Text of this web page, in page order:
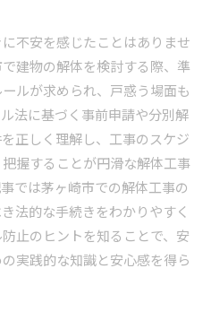
不安を感じたことはありませ
建物の解体を検討する際、準
ルが求められ、戸惑う場面も
法に基づく事前申請や分別解
正しく理解し、工事のスケジ
握することが円滑な解体工事
では茅ヶ崎市での解体工事の
法的な手続きをわかりやすく
止のヒントを知ることで、安
実践的な知識と安心感を得ら